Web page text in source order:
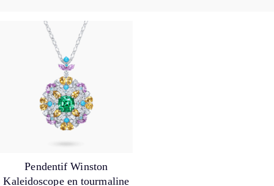
Pendentif Winston
Kaleidoscope en tourmaline